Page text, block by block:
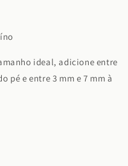
ideal, adicione entre
pé e entre 3 mm e 7 mm à